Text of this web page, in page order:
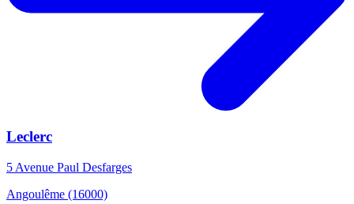
Leclerc
5 Avenue Paul Desfarges
Angoulême (16000)